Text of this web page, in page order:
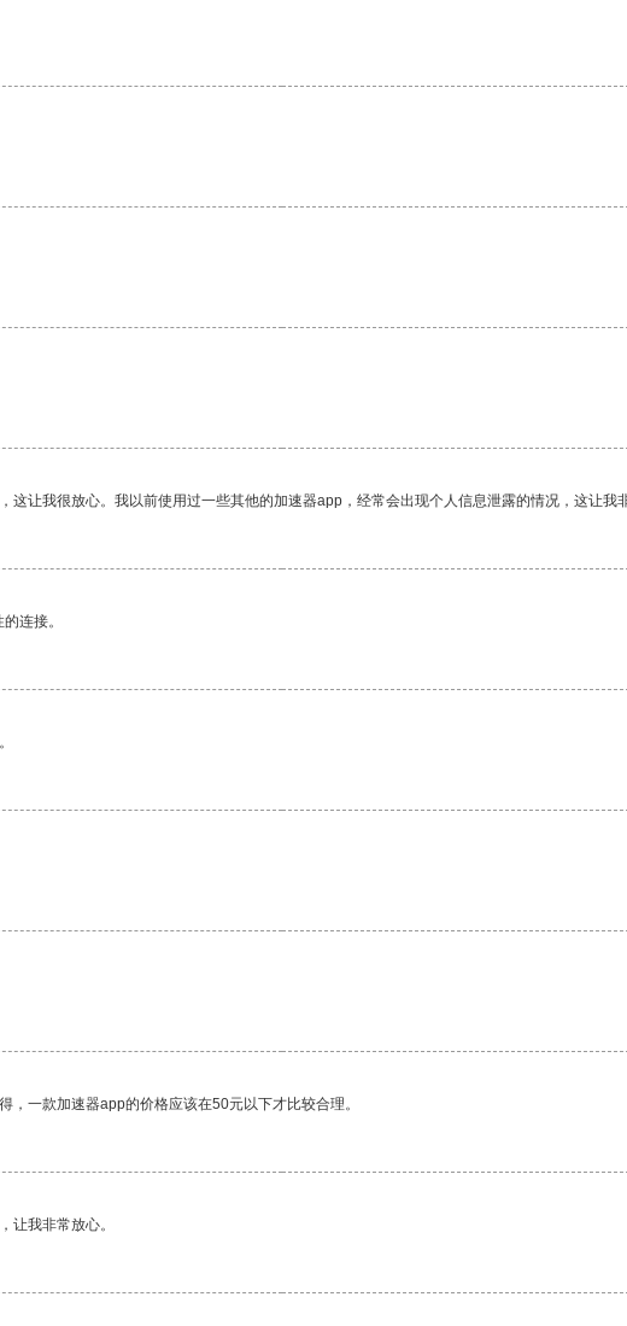
让我很放心。我以前使用过一些其他的加速器app，经常会出现个人信息泄露的情况，这让我
连接。
一款加速器app的价格应该在50元以下才比较合理。
让我非常放心。